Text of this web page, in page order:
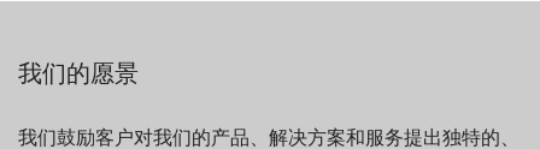
我们的愿景
我们鼓励客户对我们的产品、解决方案和服务提出独特的、